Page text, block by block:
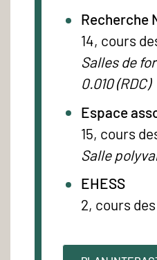
Recherche
14, cours
Salles de
0.010 (RDC)
Espace
15, cours
Salle
EHESS
2, cours